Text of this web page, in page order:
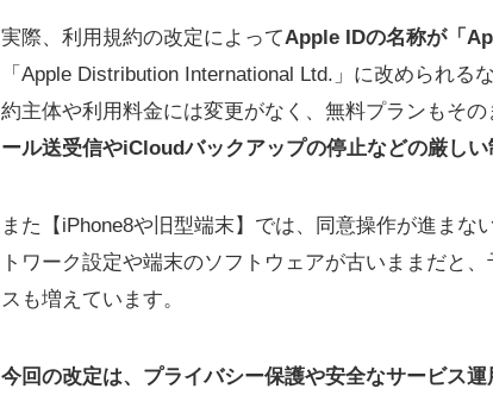
実際、利用規約の改定によってApple IDの名称が「
「Apple Distribution International Ltd.」に改められる
約主体や利用料金には変更がなく、無料プランもそ
ール送受信やiCloudバックアップの停止などの厳しい
また【iPhone8や旧型端末】では、同意操作が進ま
トワーク設定や端末のソフトウェアが古いままだと
スも増えています。
今回の改定は、プライバシー保護や安全なサービス